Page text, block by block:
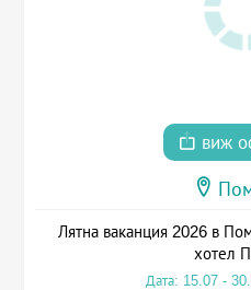
виж
Лятна ваканция 2026 в
хотел
Дата: 15.07 -